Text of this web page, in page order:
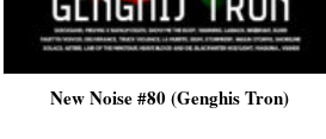
New Noise #80 (Genghis Tron)